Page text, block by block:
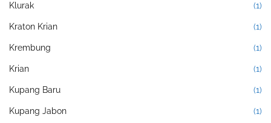
Klurak (1)
Kraton Krian (1)
Krembung (1)
Krian (1)
Kupang Baru (1)
Kupang Jabon (1)